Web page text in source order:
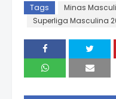
Tags
Minas
Superliga Masculina